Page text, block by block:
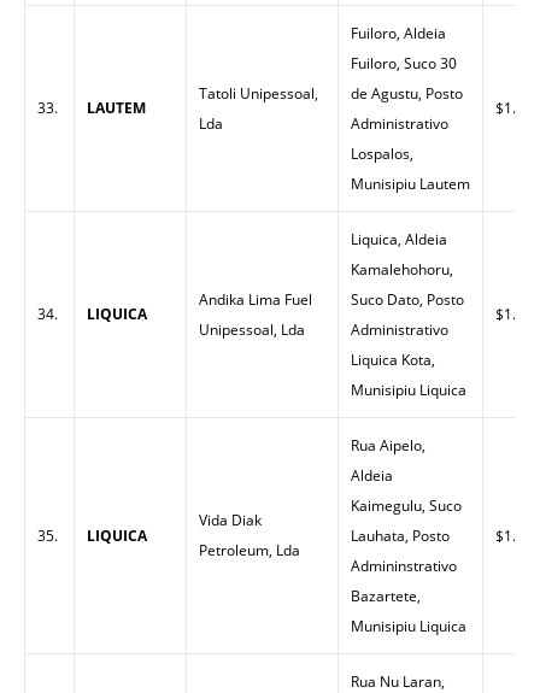
33. LAUTEM
Tatoli Unipessoal,
Lda
Fuiloro, Aldeia
Fuiloro, Suco 30
de Agustu, Posto
Administrativo
Lospalos,
Munisipiu Lautem
$1.65
34. LIQUICA
Andika Lima Fuel
Unipessoal, Lda
Liquica, Aldeia
Kamalehohoru,
Suco Dato, Posto
Administrativo
Liquica Kota,
Munisipiu Liquica
$1.53
35. LIQUICA
Vida Diak
Petroleum, Lda
Rua Aipelo,
Aldeia
Kaimegulu, Suco
Lauhata, Posto
Admininstrativo
Bazartete,
Munisipiu Liquica
$1.53
Rua Nu Laran,